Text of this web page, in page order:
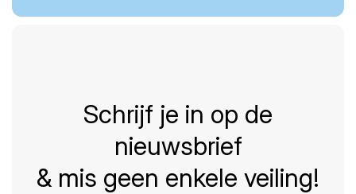
Schrijf je in op de
nieuwsbrief
& mis geen enkele veiling!